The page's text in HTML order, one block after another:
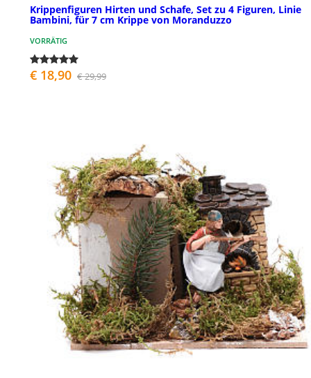
Krippenfiguren Hirten und Schafe, Set zu 4 Figuren, Linie
Bambini, für 7 cm Krippe von Moranduzzo
VORRÄTIG
€ 18,90 € 29,99